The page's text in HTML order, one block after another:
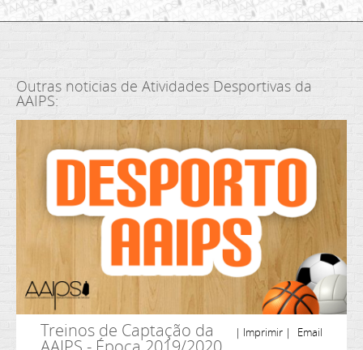
Outras noticias de Atividades Desportivas da
AAIPS:
Email
| Imprimir |
Treinos de Captação da